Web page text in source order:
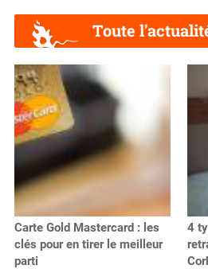
Toute
Carte Gold Mastercard : les
clés pour en tirer le meilleur
parti
4